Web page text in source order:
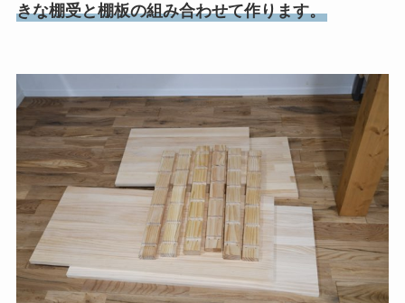
きな棚受と棚板の組み合わせて作ります。